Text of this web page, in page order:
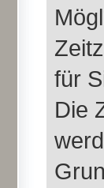
für
Die